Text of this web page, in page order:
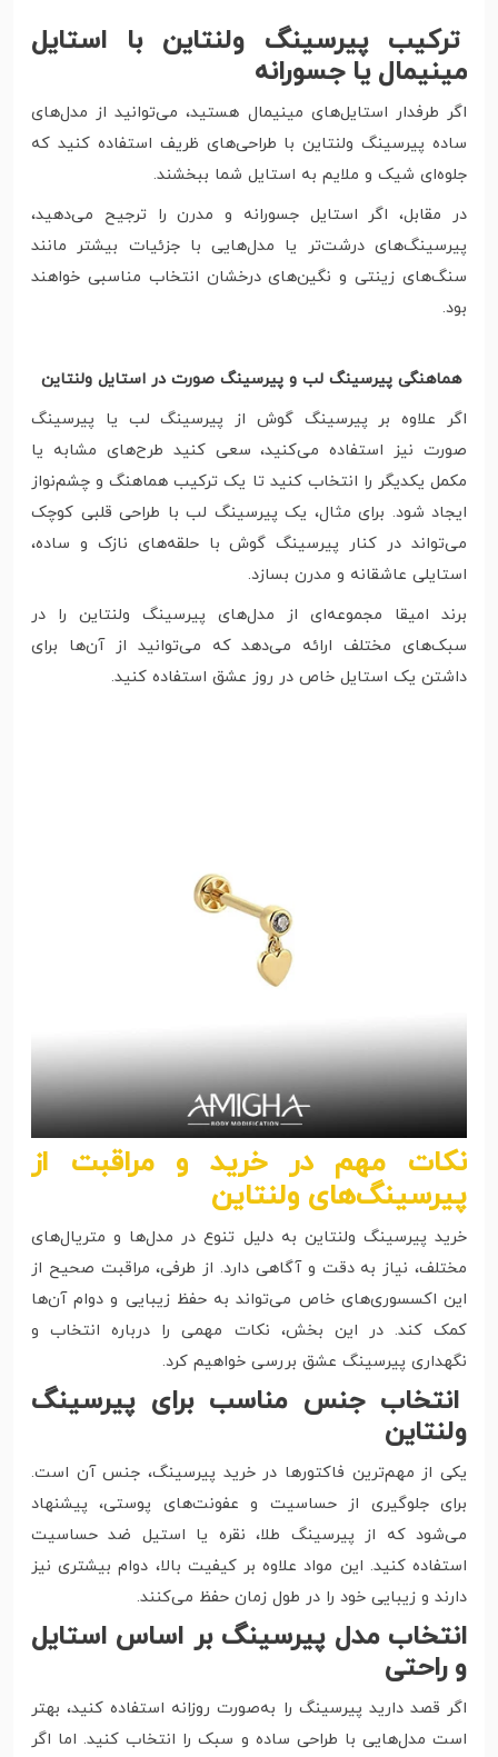
ترکیب پیرسینگ ولنتاین با استایل
مینیمال یا جسورانه
اگر طرفدار استایل‌های مینیمال هستید، می‌توانید از مدل‌های
ساده پیرسینگ ولنتاین با طراحی‌های ظریف استفاده کنید که
جلوه‌ای شیک و ملایم به استایل شما ببخشند.
در مقابل، اگر استایل جسورانه و مدرن را ترجیح می‌دهید،
پیرسینگ‌های درشت‌تر یا مدل‌هایی با جزئیات بیشتر مانند
سنگ‌های زینتی و نگین‌های درخشان انتخاب مناسبی خواهند
بود.
هماهنگی پیرسینگ لب و پیرسینگ صورت در استایل ولنتاین
اگر علاوه بر پیرسینگ گوش از پیرسینگ لب یا پیرسینگ
صورت نیز استفاده می‌کنید، سعی کنید طرح‌های مشابه یا
مکمل یکدیگر را انتخاب کنید تا یک ترکیب هماهنگ و چشم‌نواز
ایجاد شود. برای مثال، یک پیرسینگ لب با طراحی قلبی کوچک
می‌تواند در کنار پیرسینگ گوش با حلقه‌های نازک و ساده،
استایلی عاشقانه و مدرن بسازد.
برند امیقا مجموعه‌ای از مدل‌های پیرسینگ ولنتاین را در
سبک‌های مختلف ارائه می‌دهد که می‌توانید از آن‌ها برای
داشتن یک استایل خاص در روز عشق استفاده کنید.
نکات مهم در خرید و مراقبت از
پیرسینگ‌های ولنتاین
خرید پیرسینگ ولنتاین به دلیل تنوع در مدل‌ها و متریال‌های
مختلف، نیاز به دقت و آگاهی دارد. از طرفی، مراقبت صحیح از
این اکسسوری‌های خاص می‌تواند به حفظ زیبایی و دوام آن‌ها
کمک کند. در این بخش، نکات مهمی را درباره انتخاب و
نگهداری پیرسینگ عشق بررسی خواهیم کرد.
انتخاب جنس مناسب برای پیرسینگ
ولنتاین
یکی از مهم‌ترین فاکتورها در خرید پیرسینگ، جنس آن است.
برای جلوگیری از حساسیت و عفونت‌های پوستی، پیشنهاد
می‌شود که از پیرسینگ طلا، نقره یا استیل ضد حساسیت
استفاده کنید. این مواد علاوه بر کیفیت بالا، دوام بیشتری نیز
دارند و زیبایی خود را در طول زمان حفظ می‌کنند.
انتخاب مدل پیرسینگ بر اساس استایل
و راحتی
اگر قصد دارید پیرسینگ را به‌صورت روزانه استفاده کنید، بهتر
است مدل‌هایی با طراحی ساده و سبک را انتخاب کنید. اما اگر